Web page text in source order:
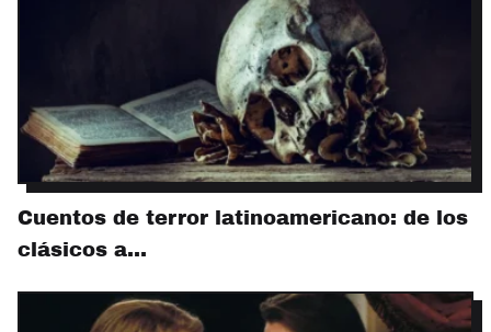
Cuentos de terror latinoamericano: de los
clásicos a…